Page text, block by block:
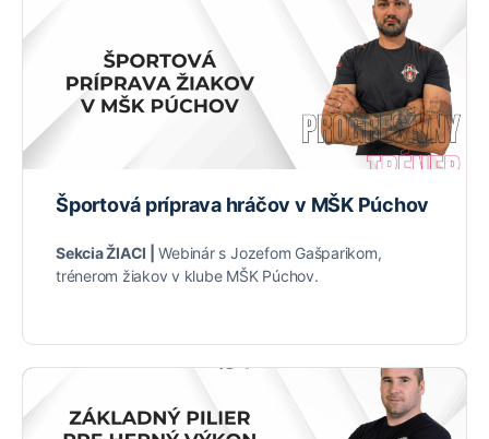
Športová príprava hráčov v MŠK Púchov
Sekcia ŽIACI |
Webinár s Jozefom Gašparikom,
trénerom žiakov v klube MŠK Púchov.